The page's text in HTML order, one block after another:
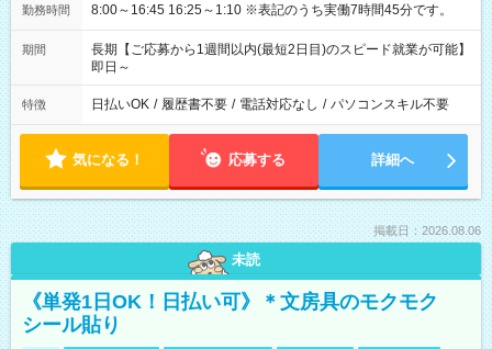
勤務時間 8:00～16:45 16:25～1:10 ※表記のうち実働7時間45分です。
期間
長期【ご応募から1週間以内(最短2日目)のスピード就業が可能】
即日～
特徴 日払いOK / 履歴書不要 / 電話対応なし / パソコンスキル不要
気になる！ 応募する 詳細へ
掲載日：2026.08.06
未読
《単発1日OK！日払い可》＊文房具のモクモク
シール貼り